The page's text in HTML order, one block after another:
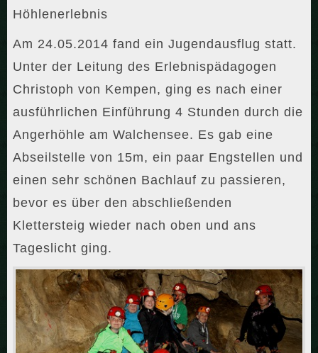
Höhlenerlebnis
Am 24.05.2014 fand ein Jugendausflug statt.
Unter der Leitung des Erlebnispädagogen
Christoph von Kempen, ging es nach einer
ausführlichen Einführung 4 Stunden durch die
Angerhöhle am Walchensee. Es gab eine
Abseilstelle von 15m, ein paar Engstellen und
einen sehr schönen Bachlauf zu passieren,
bevor es über den abschließenden
Klettersteig wieder nach oben und ans
Tageslicht ging.